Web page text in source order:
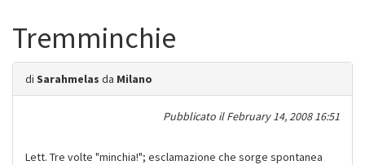
Tremminchie
di Sarahmelas da Milano
Pubblicato ilFebruary 14, 2008 16:51
Lett. Tre volte "minchia!"; esclamazione che sorge spontanea